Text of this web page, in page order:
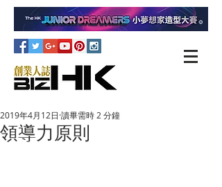
領導力原則
2019年4月12日 讀畢需時 2 分鐘